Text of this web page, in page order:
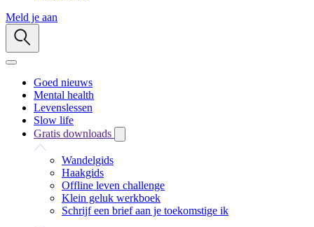
Meld je aan
Goed nieuws
Mental health
Levenslessen
Slow life
Gratis downloads
Wandelgids
Haakgids
Offline leven challenge
Klein geluk werkboek
Schrijf een brief aan je toekomstige ik